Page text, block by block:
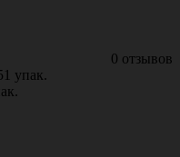
0 отзывов
упак.